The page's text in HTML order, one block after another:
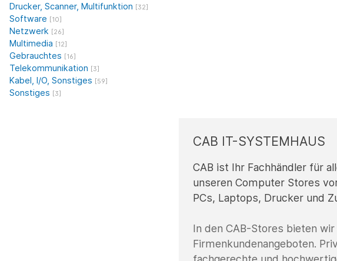
Drucker, Scanner, Multifunktion [32]
Software [10]
Netzwerk [26]
Multimedia [12]
Gebrauchtes [16]
Telekommunikation [3]
Kabel, I/O, Sonstiges [59]
Sonstiges [3]
CAB IT-SYSTEMHAUS
CAB ist Ihr Fachhändler für
unseren Computer Stores
PCs, Laptops, Drucker und
In den CAB-Stores bieten
Firmenkundenangeboten.